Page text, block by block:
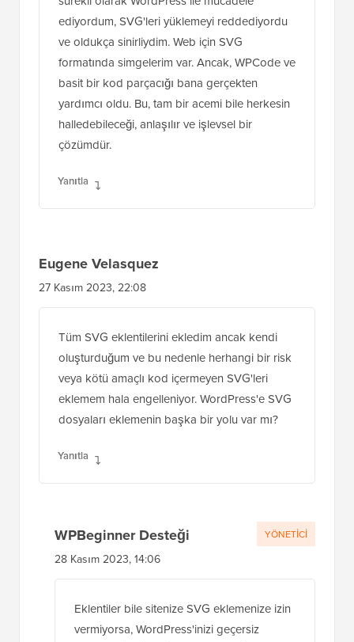
ediyordum, SVG'leri yüklemeyi reddediyordu
ve oldukça sinirliydim. Web için SVG
formatında simgelerim var. Ancak, WPCode ve
basit bir kod parçacığı bana gerçekten
yardımcı oldu. Bu, tam bir acemi bile herkesin
halledebileceği, anlaşılır ve işlevsel bir
çözümdür.
Yanıtla
Eugene Velasquez
27 Kasım 2023, 22:08
Tüm SVG eklentilerini ekledim ancak kendi
oluşturduğum ve bu nedenle herhangi bir risk
veya kötü amaçlı kod içermeyen SVG'leri
eklemem hala engelleniyor. WordPress'e SVG
dosyaları eklemenin başka bir yolu var mı?
Yanıtla
WPBeginner Desteği
28 Kasım 2023, 14:06
Eklentiler bile sitenize SVG eklemenize izin
vermiyorsa, WordPress'inizi geçersiz
YÖNETICI